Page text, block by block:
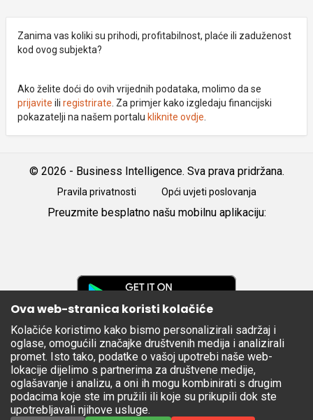
Zanima vas koliki su prihodi, profitabilnost, plaće ili zaduženost
kod ovog subjekta?
Ako želite doći do ovih vrijednih podataka, molimo da se
prijavite ili registrirate . Za primjer kako izgledaju financijski
pokazatelji na našem portalu kliknite ovdje
© 2026 - Business Intelligence. Sva prava pridržana.
Pravila privatnosti Opći uvjeti poslovanja
Preuzmite besplatno našu mobilnu aplikaciju:
Apple
Store
Ova web-stranica koristi kolačiće
Kolačiće koristimo kako bismo personalizirali sadržaj i
oglase, omogućili značajke društvenih medija i analizirali
promet. Isto tako, podatke o vašoj upotrebi naše web-
lokacije dijelimo s partnerima za društvene medije,
oglašavanje i analizu, a oni ih mogu kombinirati s drugim
podacima koje ste im pružili ili koje su prikupili dok ste
upotrebljavali njihove usluge.